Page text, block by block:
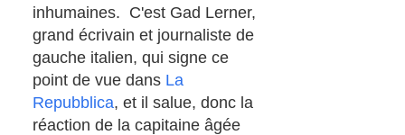
inhumaines. C'est Gad Lerner,
grand écrivain et journaliste de
gauche italien, qui signe ce
point de vue dans La
Repubblica, et il salue, donc la
réaction de la capitaine âgée